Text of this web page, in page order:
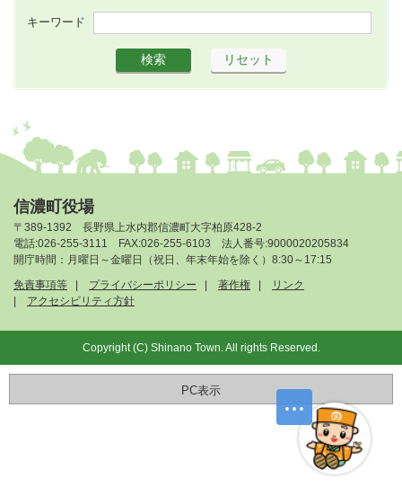
キーワード
信濃町役場
〒389-1392 長野県上水内郡信濃町大字柏原428-2
電話:026-255-3111 FAX:026-255-6103 法人番号:9000020205834
開庁時間：月曜日～金曜日（祝日、年末年始を除く）8:30～17:15
免責事項等
プライバシーポリシー 著作権
リンク
アクセシビリティ方針
Copyright (C) Shinano Town. All rights Reserved.
PC表示